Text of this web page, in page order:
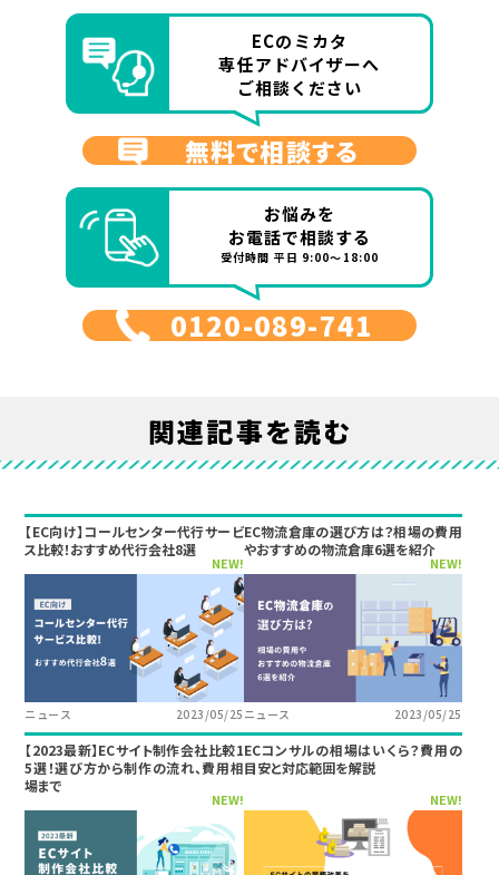
ECのミカタ
専任アドバイザーへ
ご相談ください
無料で相談する
お悩みを
お電話で相談する
受付時間 平日 9:00～18:00
0120-089-741
関連記事を読む
【EC向け】コールセンター代行サービ
ス比較！おすすめ代行会社8選
NEW!
ニュース 2023/05/25
EC物流倉庫の選び方は？相場の費用
やおすすめの物流倉庫6選を紹介
NEW!
ニュース 2023/05/25
【2023最新】ECサイト制作会社比較1
5選！選び方から制作の流れ、費用相
場まで
NEW!
ECコンサルの相場はいくら？費用の
目安と対応範囲を解説
NEW!